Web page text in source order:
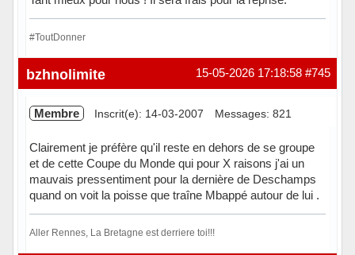
#ToutDonner
Hors ligne #745
15-05-2026 17:18:58
bzhnolimite
Membre Inscrit(e): 14-03-2007 Messages: 821
Clairement je préfère qu'il reste en dehors de se groupe
et de cette Coupe du Monde qui pour X raisons j'ai un
mauvais pressentiment pour la dernière de Deschamps
quand on voit la poisse que traîne Mbappé autour de lui .
Aller Rennes, La Bretagne est derriere toi!!!